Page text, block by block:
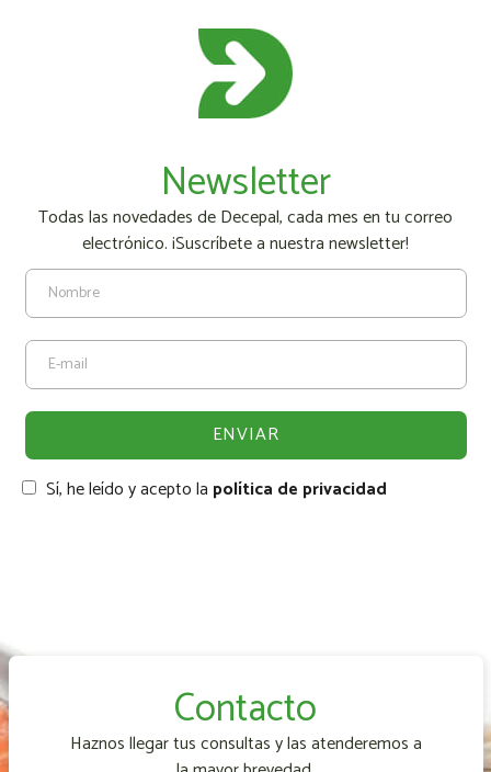
Newsletter
Todas las novedades de Decepal, cada mes en tu correo
electrónico. ¡Suscríbete a nuestra newsletter!
Sí, he leído y acepto la política de privacidad
Contacto
Haznos llegar tus consultas y las atenderemos a